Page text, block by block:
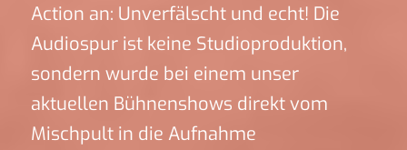
Action an: Unverfälscht und echt! Die
Audiospur ist keine Studioproduktion,
sondern wurde bei einem unser
aktuellen Bühnenshows direkt vom
Mischpult in die Aufnahme